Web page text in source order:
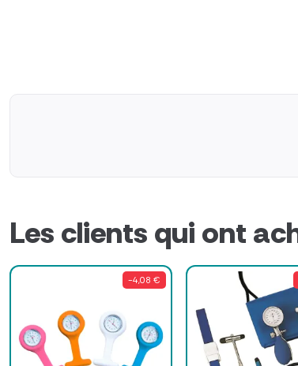
Les clients qui ont
-4,08 €